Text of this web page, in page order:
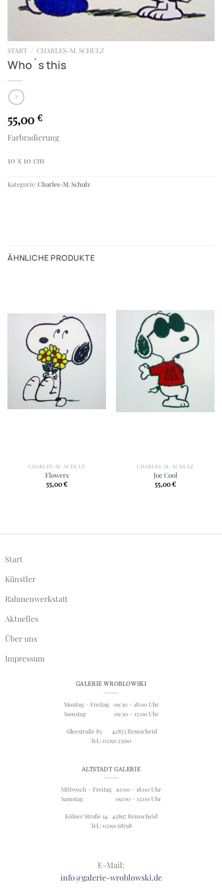
START / CHARLES-M. SCHULZ
Who´s this
55,00 €
Farbradierung
10 x 10 cm
Kategorie:Charles-M. Schulz
ÄHNLICHE PRODUKTE
CHARLES-M. SCHULZ
Flowers
55,00€
CHARLES-M. SCHULZ
Joe Cool
55,00€
Start
Künstler
Rahmenwerkstatt
Aktuelles
Über uns
Impressum
GALERIE WROBLOWSKI
Montag – Freitag 09:30 – 18:00 Uhr
Samstag 09:30 – 15:00 Uhr
Alleestraße 83 42853 Remscheid
Tel.: 02191 25910
ALTSTADT GALERIE
Mittwoch – Freitag 10:00 – 18:00 Uhr
Samstag 09:00 – 13:00 Uhr
Kölner Straße 14 42897 Remscheid
Tel.: 02191 68798
E-Mail:
info@galerie-wroblowski.de